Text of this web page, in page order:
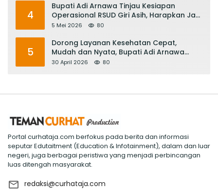
4
Bupati Adi Arnawa Tinjau Kesiapan
Operasional RSUD Giri Asih, Harapkan Jadi
RS Rujukan Terbaik
5 Mei 2026 80
5
Dorong Layanan Kesehatan Cepat,
Mudah dan Nyata, Bupati Adi Arnawa
Evaluasi ‘Mantap Nak Badung’
30 April 2026 80
Portal curhataja.com berfokus pada berita dan informasi
seputar Edutaitment (Education & Infotainment), dalam dan luar
negeri, juga berbagai peristiwa yang menjadi perbincangan
luas ditengah masyarakat.
redaksi@curhataja.com